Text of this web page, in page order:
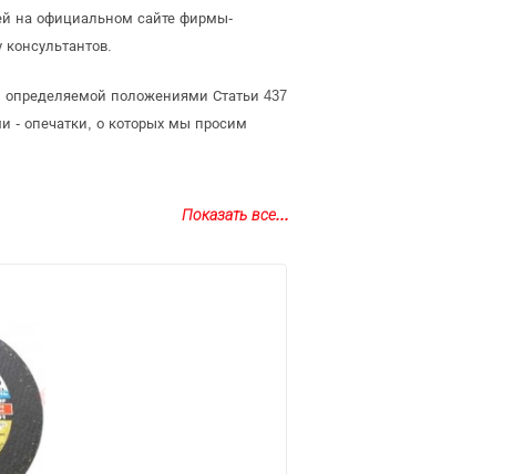
на официальном сайте фирмы-
положениями Статьи 437
- опечатки, о которых мы просим
Показать все...